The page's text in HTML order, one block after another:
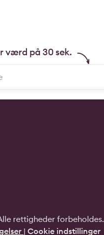
værd på 30 sek.
rettigheder forbeholdes.
| Cookie indstillinger